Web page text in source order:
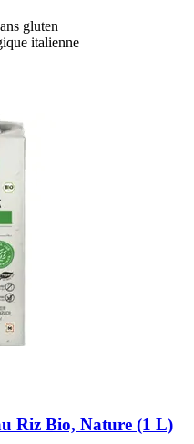
gluten
italienne
Riz Bio, Nature (1 L)